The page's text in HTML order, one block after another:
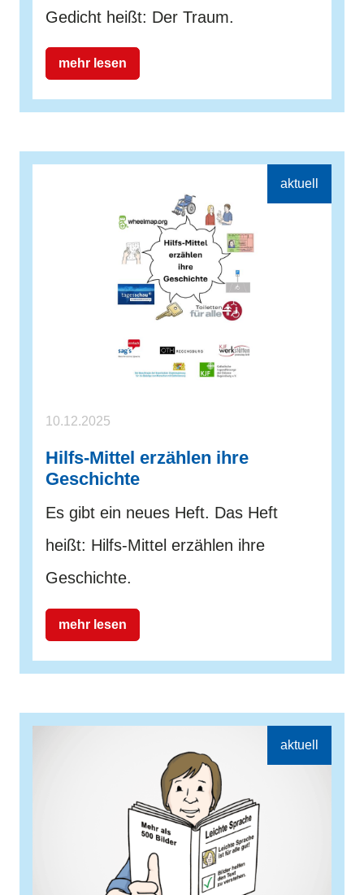
Gedicht heißt: Der Traum.
mehr lesen
10.12.2025
Hilfs-Mittel erzählen ihre
Geschichte
Es gibt ein neues Heft. Das Heft
heißt: Hilfs-Mittel erzählen ihre
Geschichte.
mehr lesen